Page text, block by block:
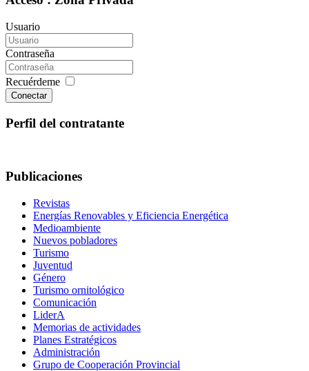
Usuario
Contraseña
Recuérdeme
Conectar
Perfil del contratante
Publicaciones
Revistas
Energías Renovables y Eficiencia Energética
Medioambiente
Nuevos pobladores
Turismo
Juventud
Género
Turismo ornitológico
Comunicación
LiderA
Memorias de actividades
Planes Estratégicos
Administración
Grupo de Cooperación Provincial